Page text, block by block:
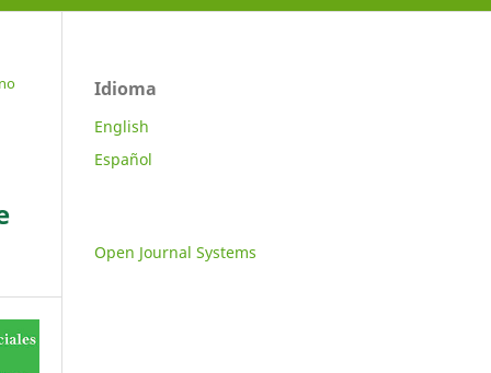
Idioma
English
Español
Open Journal Systems